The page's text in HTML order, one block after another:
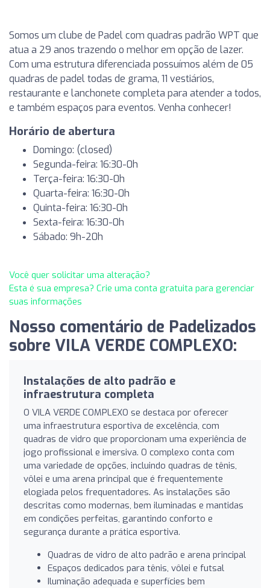
Somos um clube de Padel com quadras padrão WPT que
atua a 29 anos trazendo o melhor em opção de lazer.
Com uma estrutura diferenciada possuímos além de 05
quadras de padel todas de grama, 11 vestiários,
restaurante e lanchonete completa para atender a todos,
e também espaços para eventos. Venha conhecer!
Horário de abertura
Domingo: (closed)
Segunda-feira: 16:30-0h
Terça-feira: 16:30-0h
Quarta-feira: 16:30-0h
Quinta-feira: 16:30-0h
Sexta-feira: 16:30-0h
Sábado: 9h-20h
Você quer solicitar uma alteração?
Esta é sua empresa? Crie uma conta gratuita para gerenciar
suas informações
Nosso comentário de Padelizados
sobre VILA VERDE COMPLEXO:
Instalações de alto padrão e
infraestrutura completa
O VILA VERDE COMPLEXO se destaca por oferecer
uma infraestrutura esportiva de excelência, com
quadras de vidro que proporcionam uma experiência de
jogo profissional e imersiva. O complexo conta com
uma variedade de opções, incluindo quadras de tênis,
vôlei e uma arena principal que é frequentemente
elogiada pelos frequentadores. As instalações são
descritas como modernas, bem iluminadas e mantidas
em condições perfeitas, garantindo conforto e
segurança durante a prática esportiva.
Quadras de vidro de alto padrão e arena principal
Espaços dedicados para tênis, vôlei e futsal
Iluminação adequada e superfícies bem